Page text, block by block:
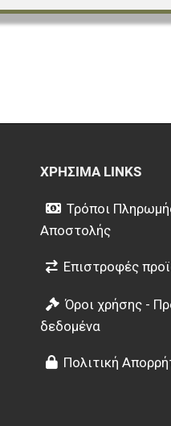
ΧΡΉΣΙΜΑ LINKS
Τρόποι
Αποστολής
Επιστροφές
Όροι χρήσης -
δεδομένα
Πολιτική